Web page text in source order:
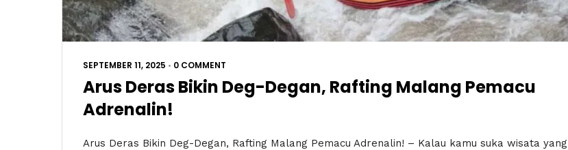
SEPTEMBER 11, 2025 • 0 COMMENT
Arus Deras Bikin Deg-Degan, Rafting Malang Pemacu
Adrenalin!
Arus Deras Bikin Deg-Degan, Rafting Malang Pemacu Adrenalin! – Kalau kamu suka wisata yang